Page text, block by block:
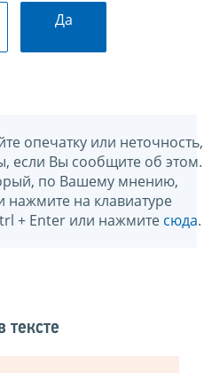
Да
опечатку или неточность,
если Вы сообщите об этом.
по Вашему мнению,
нажмите на клавиатуре
+ Enter или нажмите сюда.